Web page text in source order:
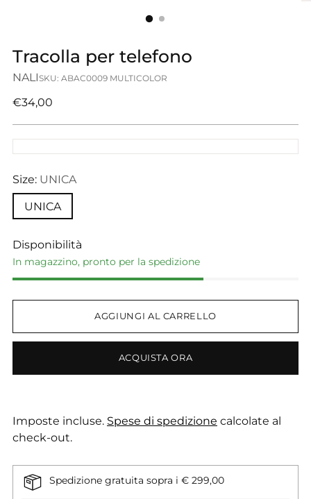
Tracolla per telefono
NALISKU: ABAC0009 MULTICOLOR
Prezzo
€34,00
Size: UNICA
UNICA
Disponibilità
In magazzino, pronto per la spedizione
AGGIUNGI AL CARRELLO
ACQUISTA ORA
Imposte incluse. Spese di spedizione calcolate al
check-out.
Spedizione gratuita sopra i € 299,00